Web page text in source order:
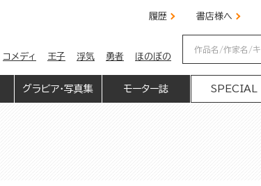
履歴 書店様へ
コメディ 王子 浮気 勇者 ほのぼの
グラビア・写真集 モーター誌 SPECIAL